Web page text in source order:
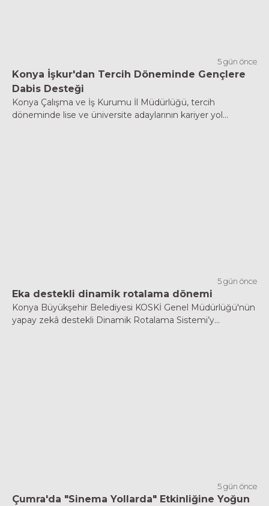
5 gün önce
Konya İşkur'dan Tercih Döneminde Gençlere
Dabis Desteği
Konya Çalışma ve İş Kurumu İl Müdürlüğü, tercih
döneminde lise ve üniversite adaylarının kariyer yol...
5 gün önce
Eka destekli dinamik rotalama dönemi
Konya Büyükşehir Belediyesi KOSKİ Genel Müdürlüğü'nün
yapay zekâ destekli Dinamik Rotalama Sistemi’y...
5 gün önce
Çumra'da "Sinema Yollarda" Etkinliğine Yoğun